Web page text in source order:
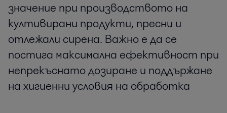
значение при производството на
култивирани продукти, пресни и
отлежали сирена. Важно е да се
постига максимална ефективност при
непрекъснато дозиране и поддържане
на хигиенни условия на обработка